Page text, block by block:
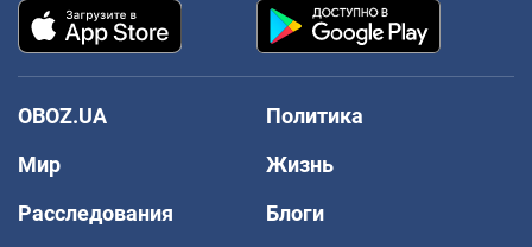
OBOZ.UA
Политика
Мир
Жизнь
Расследования
Блоги